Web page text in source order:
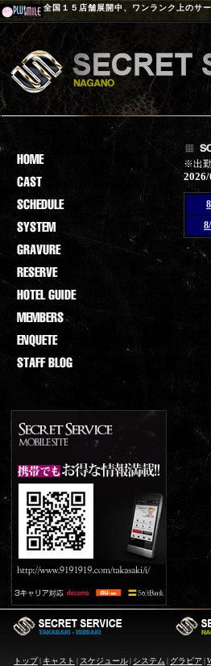
全国１５店舗展開中、ワンランク上のサ
※出
登
トップ| キャスト | スケジュール| システム | グラビア |